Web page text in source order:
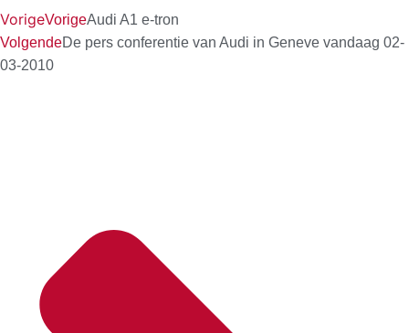
VorigeVorigeAudi A1 e-tron
VolgendeDe pers conferentie van Audi in Geneve vandaag 02-
03-2010